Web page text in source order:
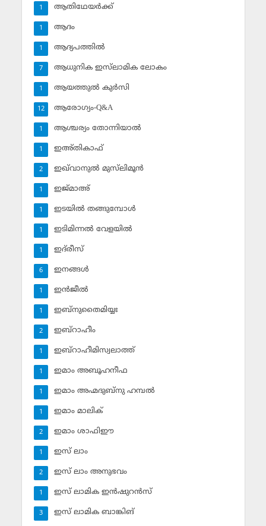
ആതിഥേയര്‍ക്ക്
1
ആദം
1
ആദ്യപത്തില്‍
1
ആധുനിക ഇസ്‌ലാമിക ലോകം
7
ആയത്തുല്‍ കുര്‍സി
1
ആരോഗ്യം-Q&A
12
ആശ്ചര്യം തോന്നിയാല്‍
1
ഇഅ്തികാഫ്‌
1
ഇഖ്‌വാനുല്‍ മുസ്‌ലിമൂന്‍
2
ഇജ്മാഅ്
1
ഇടയില്‍ തങ്ങുമ്പോള്‍
1
ഇടിമിന്നല്‍ വേളയില്‍
1
ഇദ്‌രീസ്‌
1
ഇനങ്ങള്‍
6
ഇന്‍ജീല്‍
1
ഇബ്‌നുതൈമിയ്യഃ
1
ഇബ്‌റാഹീം
2
ഇബ്‌റാഹീമിസ്വലാത്ത്
1
ഇമാം അബൂഹനീഫ
1
ഇമാം അഹ്മദുബ്‌നു ഹമ്പല്‍
1
ഇമാം മാലിക്
1
ഇമാം ശാഫിഈ
2
ഇസ് ലാം
1
ഇസ് ലാം അനുഭവം
2
ഇസ് ലാമിക ഇന്‍ഷുറന്‍സ്‌
1
ഇസ് ലാമിക ബാങ്കിങ്‌
3